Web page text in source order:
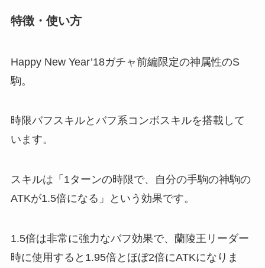
特徴・使い方
Happy New Year’18ガチャ前編限定の神属性のS
駒。
時限バフスキルとバフ系コンボスキルを搭載して
います。
スキルは「1ターンの時限で、自分の手駒の神駒の
ATKが1.5倍になる」という効果です。
1.5倍は非常に強力なバフ効果で、蘭陵王リーダー
時に使用すると1.95倍とほぼ2倍にATKになりま